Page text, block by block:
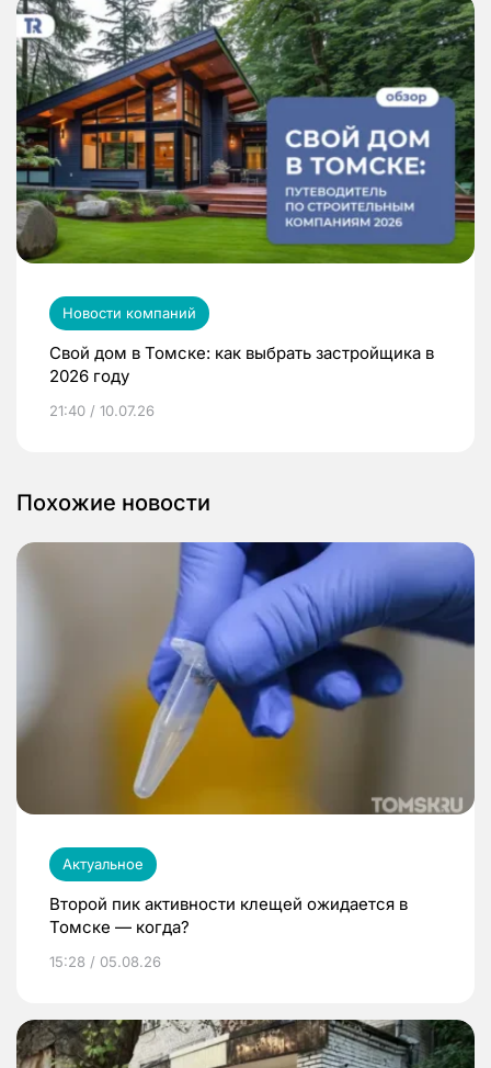
Новости компаний
Свой дом в Томске: как выбрать застройщика в
2026 году
21:40 / 10.07.26
Похожие новости
Актуальное
Второй пик активности клещей ожидается в
Томске — когда?
15:28 / 05.08.26